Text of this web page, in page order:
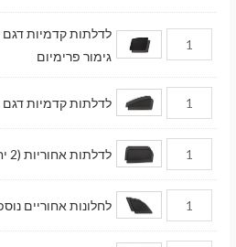
גימור פרימיום
לדלתות קדמיות דגם מלא (2 יח.)
לדלתות אחוריות (2 יח.) גימור פרימיום
לחלונות אחוריים נוספים